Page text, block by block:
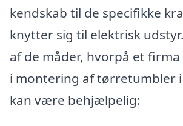
kendskab til de specifikke
knytter sig til elektrisk
af de måder, hvorpå et firma
i montering af tørretumbler
kan være behjælpelig: